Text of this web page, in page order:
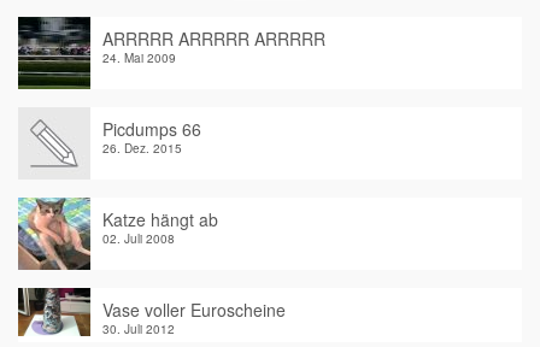
ARRRRR ARRRRR ARRRRR
24. Mai 2009
Picdumps 66
26. Dez. 2015
Katze hängt ab
02. Juli 2008
Vase voller Euroscheine
30. Juli 2012